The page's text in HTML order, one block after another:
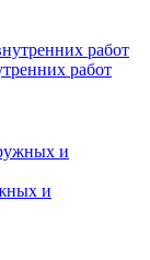
работ
и